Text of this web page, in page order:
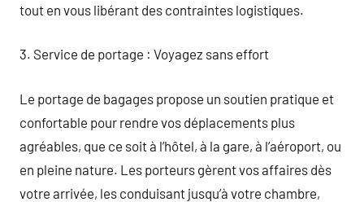
tout en vous libérant des contraintes logistiques.
3. Service de portage : Voyagez sans effort
Le portage de bagages propose un soutien pratique et
confortable pour rendre vos déplacements plus
agréables, que ce soit à l’hôtel, à la gare, à l’aéroport, ou
en pleine nature. Les porteurs gèrent vos affaires dès
votre arrivée, les conduisant jusqu’à votre chambre,